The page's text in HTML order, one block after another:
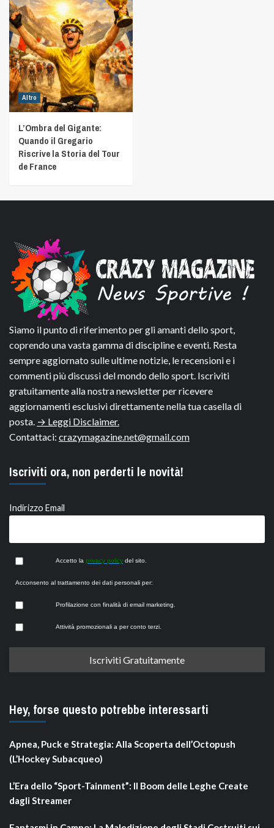
Altro
L’Ombra del Gigante:
Quando il Gregario
Riscrive la Storia del Tour
de France
Siamo il punto di riferimento per gli amanti dello sport,
coprendo una vasta gamma di discipline e eventi. Resta
sempre aggiornato sulle ultime notizie, le recensioni e i
commenti più discussi del mondo dello sport. Iscriviti
gratuitamente alla nostra newsletter per ricevere
aggiornamenti esclusivi direttamente nella tua casella di
posta. → Leggi Disclaimer.
Contattaci: crazymagazine.net@gmail.com
Iscriviti ora, non perderti le novità!
Indirizzo Email
Accetto la privacy policy del sito.
Acconsento al trattamento dei dati personali per:
Profilazione con finalità di email marketing.
Attività promozionali a per conto terzi.
Hey, forse questo potrebbe interessarti
Apnea, Puck e Strategia: Alla Scoperta dell’Octopush
(L’Hockey Subacqueo)
L’Era dello “Sport-Tainment”: Il Boom delle Leghe Create
dagli Streamer